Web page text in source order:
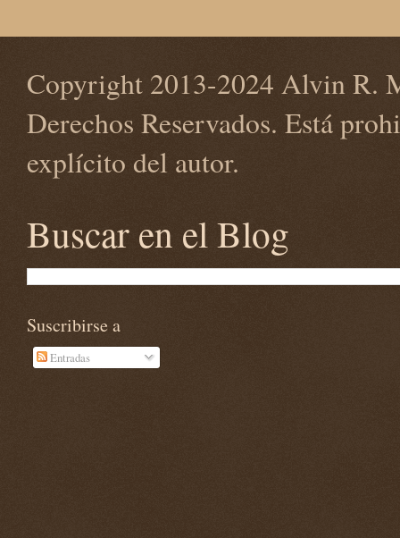
Copyright 2013-2024 Alvin R.
Derechos Reservados. Está
explícito del autor.
Buscar en el Blog
Suscribirse a
Entradas